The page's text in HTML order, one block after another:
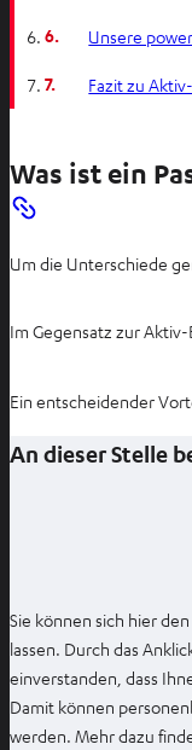
6. Unsere
7. Fazit zu
Was ist ein
Um die Unterschiede
Im Gegensatz zur
Ein entscheidender
An dieser Stelle
Sie können sich hier
lassen. Durch das
einverstanden, dass
Damit können
werden. Mehr dazu